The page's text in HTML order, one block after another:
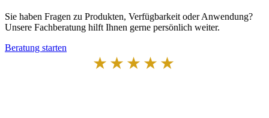
Sie haben Fragen zu Produkten, Verfügbarkeit oder Anwendung?
Unsere Fachberatung hilft Ihnen gerne persönlich weiter.
Beratung starten
★★★★★